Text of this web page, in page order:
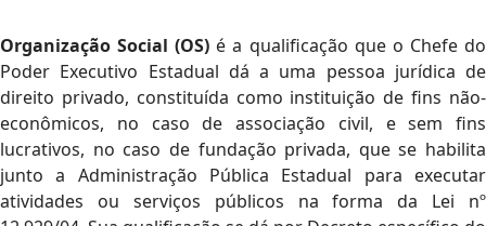
Organização Social (OS) é a qualificação que o Chefe do
Poder Executivo Estadual dá a uma pessoa jurídica de
direito privado, constituída como instituição de fins não-
econômicos, no caso de associação civil, e sem fins
lucrativos, no caso de fundação privada, que se habilita
junto a Administração Pública Estadual para executar
atividades ou serviços públicos na forma da Lei nº